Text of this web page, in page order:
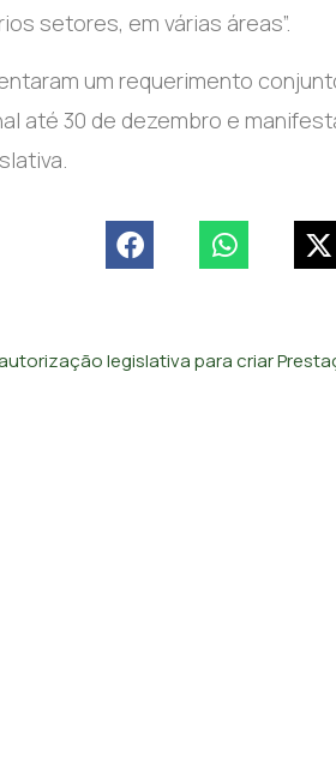
setores, em várias áreas”.
um requerimento
até 30 de dezembro e